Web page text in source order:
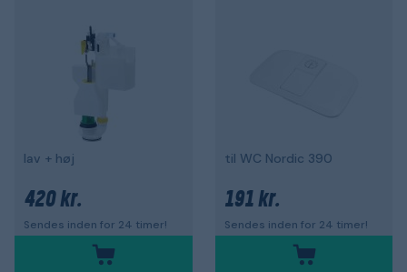
lav + høj
420 kr.
Sendes inden for 24 timer!
til WC Nordic 390
191 kr.
Sendes inden for 24 timer!